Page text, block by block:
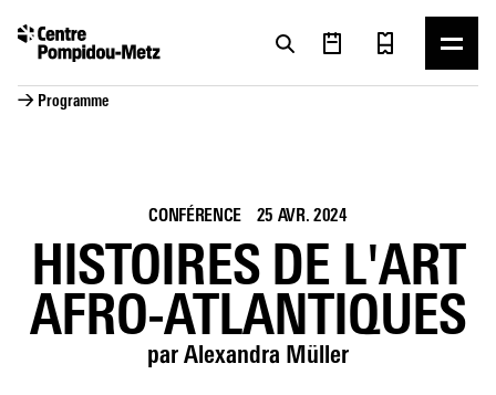
→ Programme
CONFÉRENCE 25 AVR. 2024
HISTOIRES DE L'ART
AFRO-ATLANTIQUES
par Alexandra Müller